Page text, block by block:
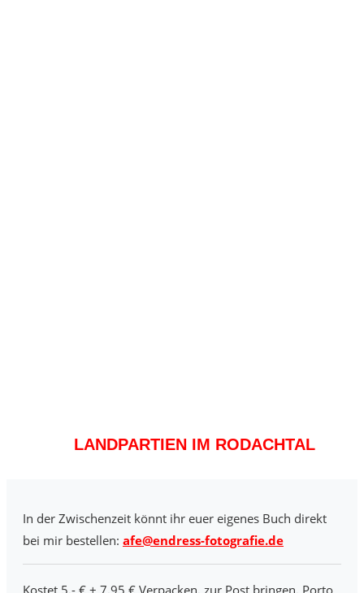
LANDPARTIEN IM RODACHTAL
In der Zwischenzeit könnt ihr euer eigenes Buch direkt
bei mir bestellen: afe@endress-fotografie.de